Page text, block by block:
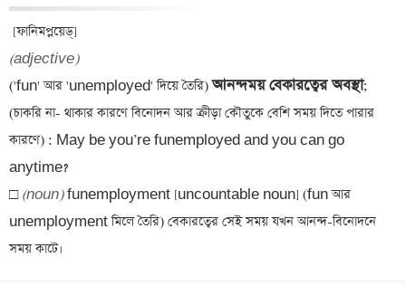
(adjective)
('fun' আর 'unemployed' দিয়ে তৈরি) আনন্দময় বেকারত্বের অবস্থা;
(চাকরি না- থাকার কারণে বিনোদন আর ক্রীড়া কৌতুকে বেশি সময় দিতে পারার
কারণে) : May be you’re funemployed and you can go
anytime?
□ (noun) funemployment [uncountable noun] (fun আর
unemployment মিলে তৈরি) বেকারত্বের সেই সময় যখন আনন্দ-বিনোদনে